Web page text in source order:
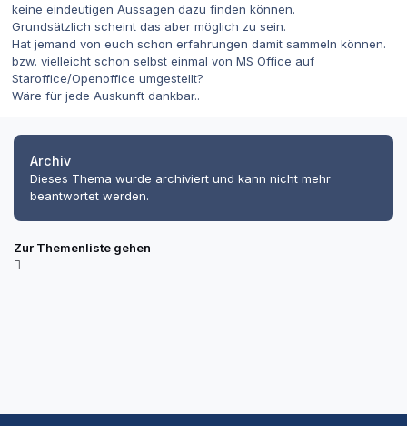
keine eindeutigen Aussagen dazu finden können.
Grundsätzlich scheint das aber möglich zu sein.
Hat jemand von euch schon erfahrungen damit sammeln können.
bzw. vielleicht schon selbst einmal von MS Office auf
Staroffice/Openoffice umgestellt?
Wäre für jede Auskunft dankbar..
Archiv
Dieses Thema wurde archiviert und kann nicht mehr
beantwortet werden.
Zur Themenliste gehen